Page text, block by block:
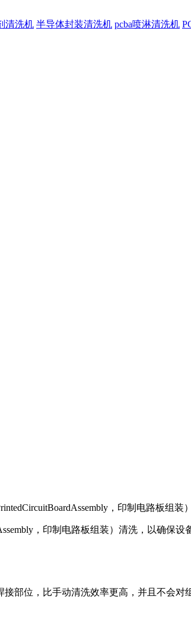
清洗机 半导体封装清洗机 pcba喷淋清洗机
，印制电路板组装
，印制电路板组装）清洗，以确保
部位，比手动清洗效率更高，并且不会对